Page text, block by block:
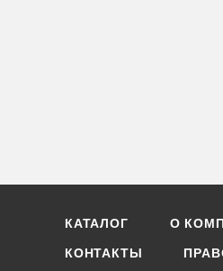
КАТАЛОГ О
КОНТАКТЫ